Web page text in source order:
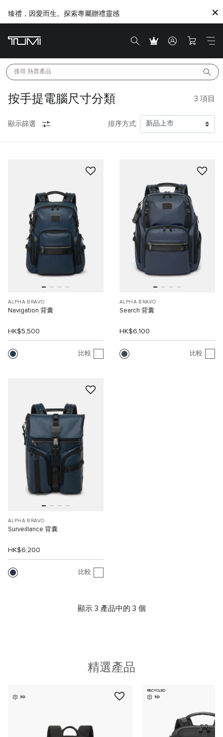
臻禮，因愛而生。探索專屬贈禮靈感
Citygate將進行内部重新裝修工程，期間暫停對外營業
搜尋 熱賣產品
按手提電腦尺寸分類 3 項目
顯示篩選 排序方式:
ALPHA BRAVO
Navigation 背囊
HK$5,500
比較
ALPHA BRAVO
Search 背囊
HK$6,100
比較
ALPHA BRAVO
Surveillance 背囊
HK$6,200
比較
顯示 3 產品中的 3 個
精選產品
3D
RECYCLED
3D